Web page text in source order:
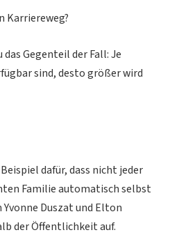
Karriereweg?
Gegenteil der Fall: Je
sind, desto größer wird
dafür, dass nicht jeder
Familie automatisch selbst
Duszat und Elton
der Öffentlichkeit auf.